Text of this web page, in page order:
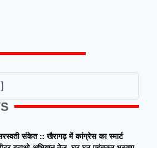
संकेत :: खैरागढ़ में कांग्रेस का स्मार्ट